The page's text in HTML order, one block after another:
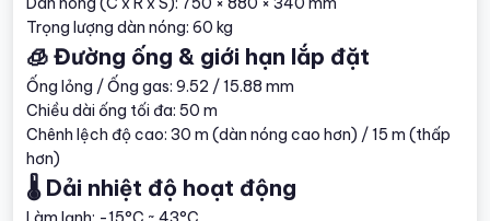
Trọng lượng dàn nóng: 60 kg
🧊 Đường ống & giới hạn lắp đặt
Ống lỏng / Ống gas: 9.52 / 15.88 mm
Chiều dài ống tối đa: 50 m
Chênh lệch độ cao: 30 m (dàn nóng cao hơn) / 15 m (thấp
hơn)
🌡️ Dải nhiệt độ hoạt động